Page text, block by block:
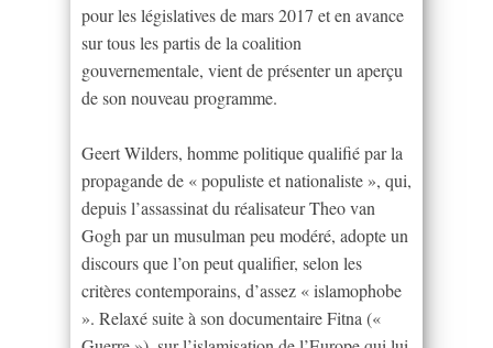
pour les législatives de mars 2017 et en avance
sur tous les partis de la coalition
gouvernementale, vient de présenter un aperçu
de son nouveau programme.
Geert Wilders, homme politique qualifié par la
propagande de « populiste et nationaliste », qui,
depuis l’assassinat du réalisateur Theo van
Gogh par un musulman peu modéré, adopte un
discours que l’on peut qualifier, selon les
critères contemporains, d’assez « islamophobe
». Relaxé suite à son documentaire Fitna («